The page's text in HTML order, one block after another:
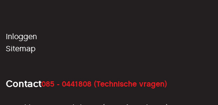
Inloggen
Sitemap
Contact085 - 0441808 (Technische vragen)